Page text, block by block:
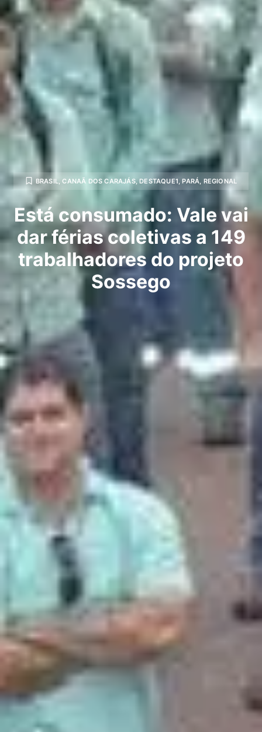
BRASIL ,CANAÃ DOS CARAJÁS,DESTAQUE1 ,PARÁ REGIONAL
Está consumado: Vale vai
dar férias coletivas a 149
trabalhadores do projeto
Sossego